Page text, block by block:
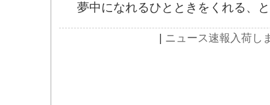
夢中になれるひとときをくれる、
| ニュース速報 入荷し